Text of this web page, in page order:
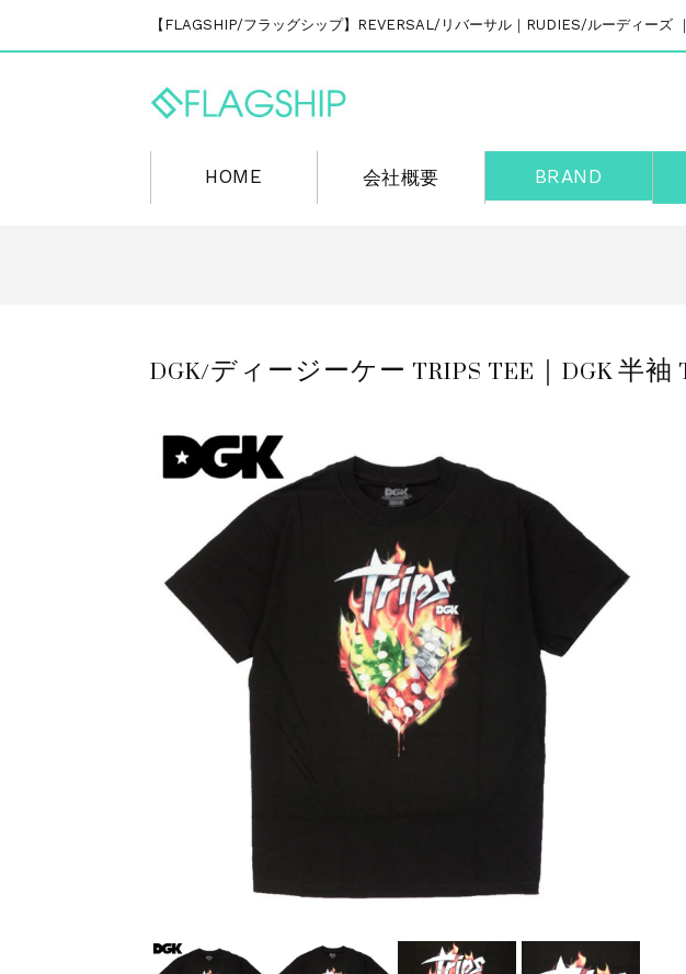
【FLAGSHIP/フラッグシップ】REVERSAL/リバーサル｜RUDIES/ルーディーズ
HOME 会社概要 BRAND
DGK/ディージーケー TRIPS TEE｜DGK 半